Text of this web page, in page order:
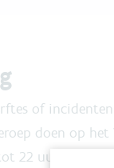
of
doen op het
22 uur, en